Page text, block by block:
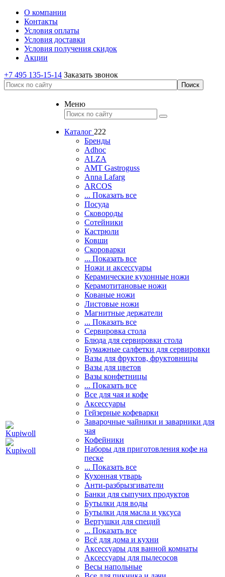
О компании
Контакты
Условия оплаты
Условия доставки
Условия получения скидок
Акции
+7 495 135-15-14 Заказать звонок
Меню
Каталог 222
Бренды
Adhoc
ALZA
AMT Gastroguss
Anna Lafarg
ARCOS
... Показать все
Посуда
Сковороды
Сотейники
Кастрюли
Ковши
Скороварки
... Показать все
Ножи и аксессуары
Керамические кухонные ножи
Керамотитановые ножи
Кованые ножи
Листовые ножи
Магнитные держатели
... Показать все
Сервировка стола
Блюда для сервировки стола
Бумажные салфетки для сервировки
Вазы для фруктов, фруктовницы
Вазы для цветов
Вазы конфетницы
... Показать все
Все для чая и кофе
Аксессуары
Гейзерные кофеварки
Заварочные чайники и заварники для
чая
Кофейники
Наборы для приготовления кофе на
песке
... Показать все
Кухонная утварь
Анти-разбрызгиватели
Банки для сыпучих продуктов
Бутылки для воды
Бутылки для масла и уксуса
Вертушки для специй
... Показать все
Всё для дома и кухни
Аксессуары для ванной комнаты
Аксессуары для пылесосов
Весы напольные